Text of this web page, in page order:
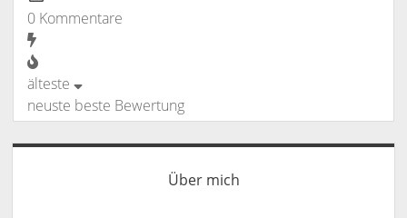
0Kommentare
älteste
neuste beste Bewertung
Sidebar
Über mich